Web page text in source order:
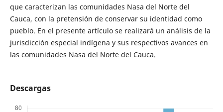
que caracterizan las comunidades Nasa del Norte del
Cauca, con la pretensión de conservar su identidad como
pueblo. En el presente artículo se realizará un análisis de la
jurisdicción especial indígena y sus respectivos avances en
las comunidades Nasa del Norte del Cauca.
Descargas